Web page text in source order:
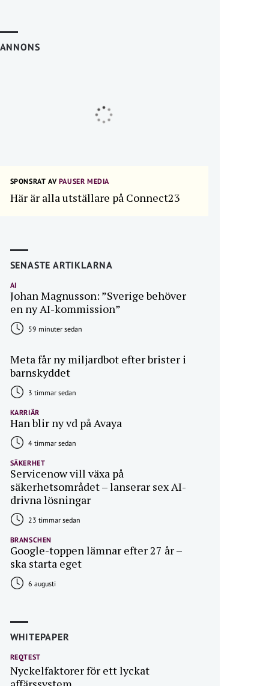
ANNONS
SPONSRAT AVPAUSER MEDIA
Här är alla utställare på Connect23
SENASTE ARTIKLARNA
AI
Johan Magnusson: ”Sverige behöver
en ny AI-kommission”
59 minuter sedan
Meta får ny miljardbot efter brister i
barnskyddet
3 timmar sedan
KARRIÄR
Han blir ny vd på Avaya
4 timmar sedan
SÄKERHET
Servicenow vill växa på
säkerhetsområdet – lanserar sex AI-
drivna lösningar
23 timmar sedan
BRANSCHEN
Google-toppen lämnar efter 27 år –
ska starta eget
6 augusti
WHITEPAPER
REQTEST
Nyckelfaktorer för ett lyckat